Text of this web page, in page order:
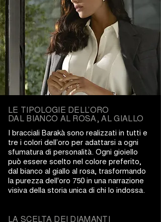
LE TIPOLOGIE DELL’ORO
DAL BIANCO AL ROSA, AL GIALLO
I bracciali Barakà sono realizzati in tutti e
tre i colori dell’oro per adattarsi a ogni
sfumatura di personalità. Ogni gioiello
può essere scelto nel colore preferito,
dal bianco al giallo al rosa, trasformando
la purezza dell'oro 750 in una narrazione
visiva della storia unica di chi lo indossa.
LA SCELTA DEI DIAMANTI